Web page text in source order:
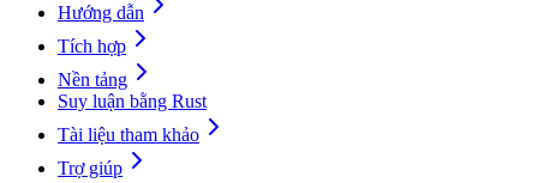
Hướng dẫn
Tích hợp
Nền tảng
Suy luận bằng Rust
Tài liệu tham khảo
Trợ giúp